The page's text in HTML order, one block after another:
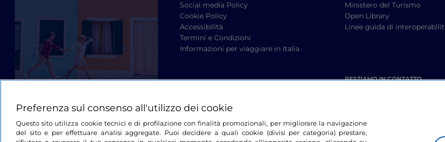
Social media Policy
Cookie Policy
Accessibilità
Termini e Condizioni
Informazioni per viaggiare in Italia
Ministero del Turismo
Open Library
Linee guida di
RESTIAMO IN CONTATTO
Preferenza sul consenso all'utilizzo dei cookie
Questo sito utilizza cookie tecnici e di profilazione con finalità promozionali, per migliorare la navigazione
del sito e per effettuare analisi aggregate. Puoi decidere a quali cookie (divisi per categoria) prestare,